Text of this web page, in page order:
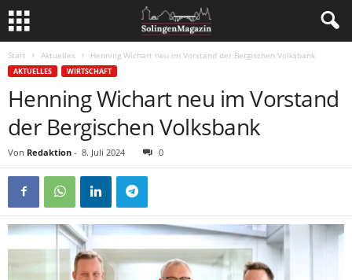
Start Aktuelles Henning Wichart neu im Vorstand der Bergischen Volksbank
AKTUELLES WIRTSCHAFT
Henning Wichart neu im Vorstand
der Bergischen Volksbank
Von Redaktion - 8. Juli 2024 0